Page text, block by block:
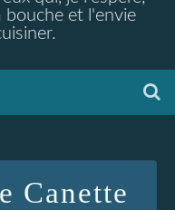
bouche et l'envie
Canette